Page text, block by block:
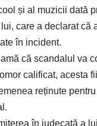
și al muzicii dată
care a declarat că
în incident.
că scandalul va
calificat, acesta
reținute
în judecată a